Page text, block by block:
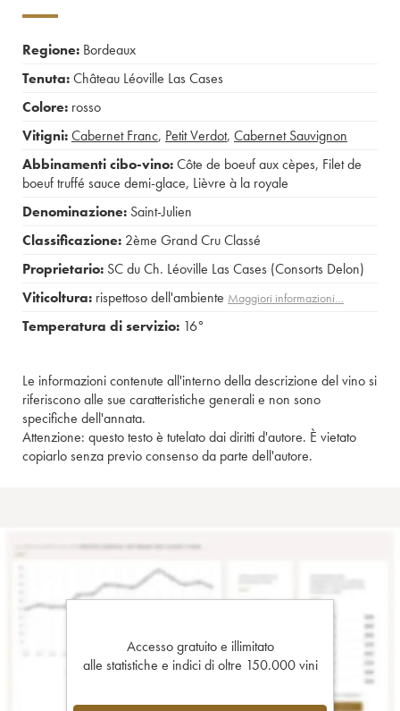
Regione: Bordeaux
Tenuta:Château Léoville Las Cases
Colore: rosso
Vitigni:Cabernet Franc, Petit Verdot, Cabernet Sauvignon
Abbinamenti cibo-vino:Côte de boeuf aux cèpes, Filet de
boeuf truffé sauce demi-glace, Lièvre à la royale
Denominazione: Saint-Julien
Classificazione: 2ème Grand Cru Classé
Proprietario: SC du Ch. Léoville Las Cases (Consorts Delon)
Viticoltura: rispettoso dell'ambiente Maggiori informazioni…
Temperatura di servizio: 16°
Le informazioni contenute all'interno della descrizione del vino si
riferiscono alle sue caratteristiche generali e non sono
specifiche dell'annata.
Attenzione: questo testo è tutelato dai diritti d'autore. È vietato
copiarlo senza previo consenso da parte dell'autore.
Accesso gratuito e illimitato
alle statistiche e indici di oltre 150.000 vini